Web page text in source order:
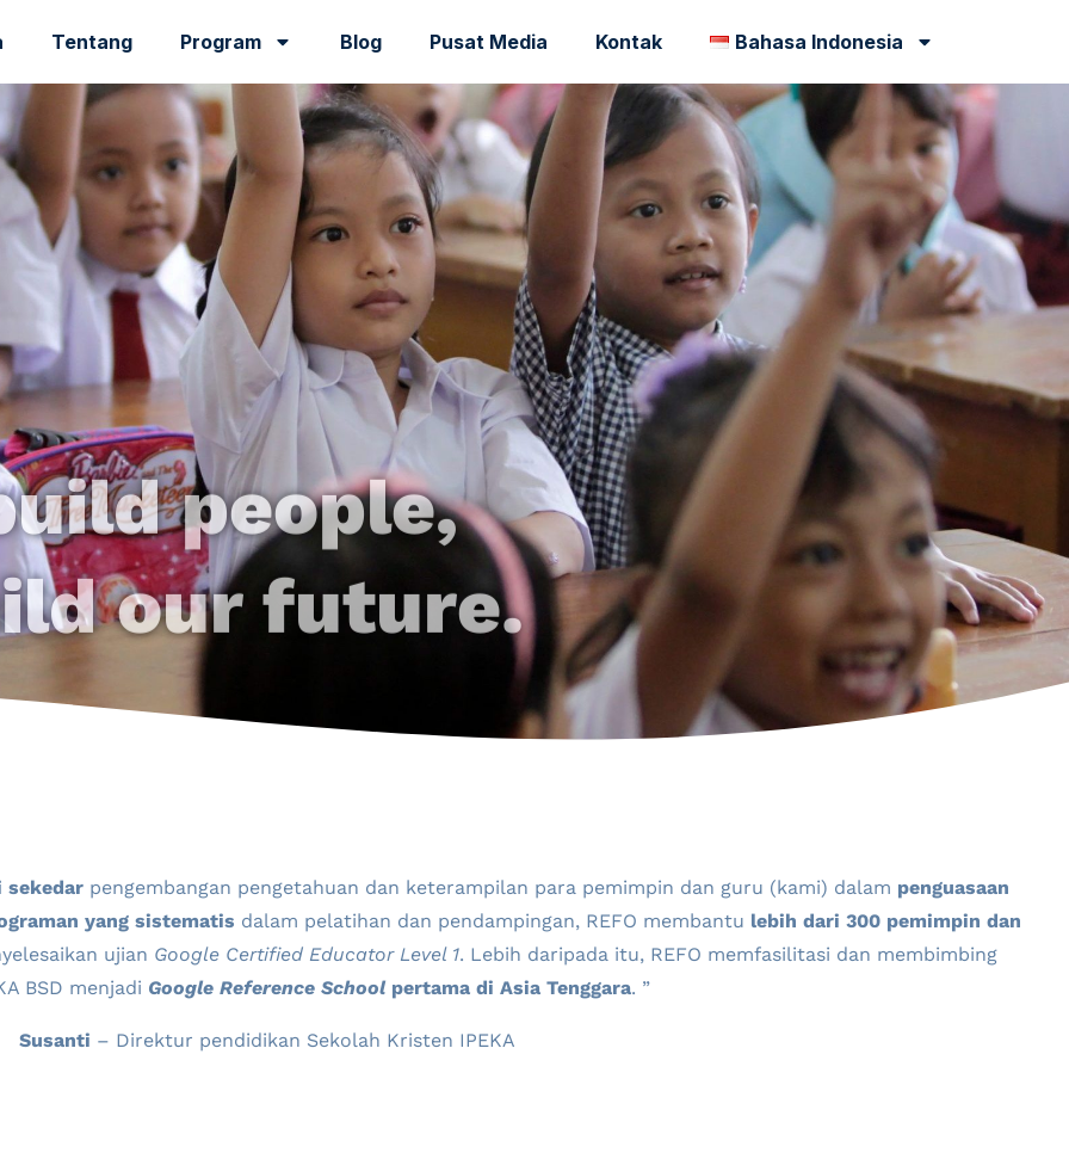
Tentang Program Blog Pusat Media Kontak Bahasa Indonesia
people,
our future.
sekedar pengembangan pengetahuan dan keterampilan para pemimpin dan guru (kami) dalam penguasaan
yang sistematis dalam pelatihan dan pendampingan, REFO membantu lebih dari 300 pemimpin dan
ujian Google Certified Educator Level 1. Lebih daripada itu, REFO memfasilitasi dan membimbing
BSD menjadi Google Reference School pertama di Asia Tenggara. ”
Susanti – Direktur pendidikan Sekolah Kristen IPEKA